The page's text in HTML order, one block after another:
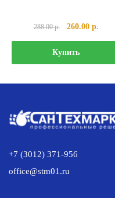
288.00р.
цена
составляла
288.00 р..
260.00 р.
Купить
+7 (3012) 371-956
office@stm01.ru